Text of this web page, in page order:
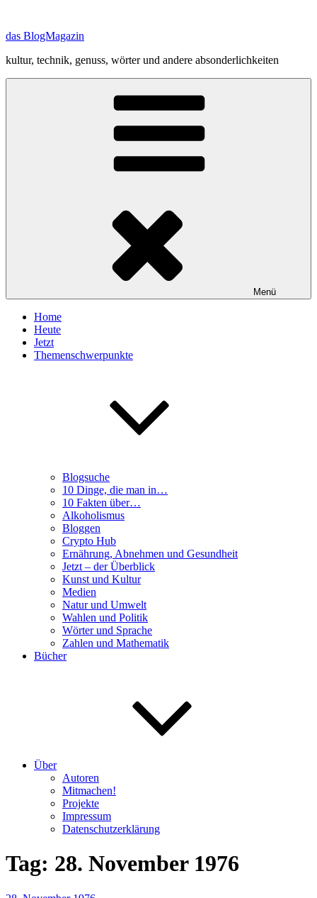
springen
das BlogMagazin
kultur, technik, genuss, wörter und andere absonderlichkeiten
Menü
Home
Heute
Jetzt
Themenschwerpunkte
Blogsuche
10 Dinge, die man in…
10 Fakten über…
Alkoholismus
Bloggen
Crypto Hub
Ernährung, Abnehmen und Gesundheit
Jetzt – der Überblick
Kunst und Kultur
Medien
Natur und Umwelt
Wahlen und Politik
Wörter und Sprache
Zahlen und Mathematik
Bücher
Über
Autoren
Mitmachen!
Projekte
Impressum
Datenschutzerklärung
Tag: 28. November 1976